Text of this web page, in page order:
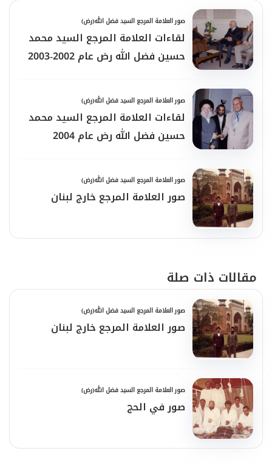
صور العلامة المرجع السيد فضل الله(رض)
لقاءات العلامة المرجع السيد محمد
حسين فضل الله رض عام 2002-2003
صور العلامة المرجع السيد فضل الله(رض)
لقاءات العلامة المرجع السيد محمد
حسين فضل الله رض عام 2004
صور العلامة المرجع السيد فضل الله(رض)
صور العلامة المرجع خارج لبنان
مقالات ذات صلة
صور العلامة المرجع السيد فضل الله(رض)
صور العلامة المرجع خارج لبنان
صور العلامة المرجع السيد فضل الله(رض)
صور في الحج